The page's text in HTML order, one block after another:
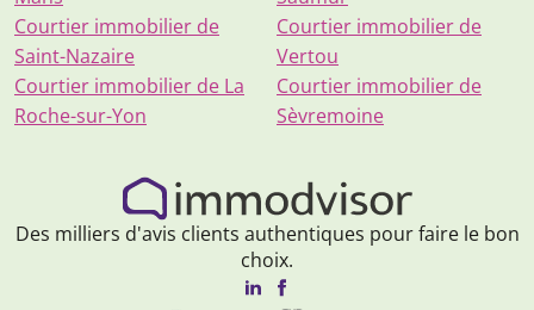
Courtier immobilier de
Saint-Nazaire
Courtier immobilier de La
Roche-sur-Yon
Courtier immobilier de
Vertou
Courtier immobilier de
Sèvremoine
Des milliers d'avis clients authentiques pour faire le bon
choix.